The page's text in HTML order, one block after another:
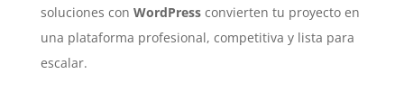
soluciones con WordPressconvierten tu proyecto en
una plataforma profesional, competitiva y lista para
escalar.